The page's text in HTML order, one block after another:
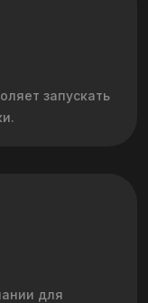
запускать
для